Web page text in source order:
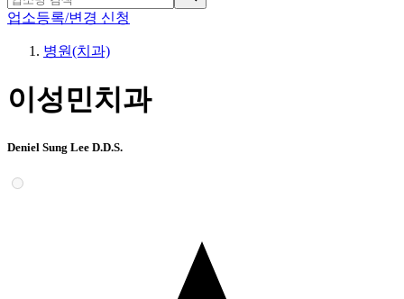
업소등록/변경 신청
병원(치과)
이성민치과
Deniel Sung Lee D.D.S.